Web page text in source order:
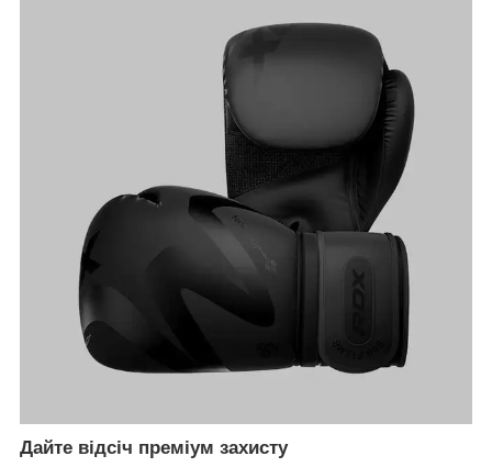
Дайте відсіч преміум захисту